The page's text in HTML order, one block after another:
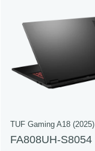
TUF Gaming A18 (2025)
FA808UH-S8054